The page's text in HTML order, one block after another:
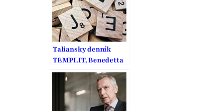
Taliansky denník
TEMPI.IT, Benedetta
Frigerio sa pýta Jána
Figeľa